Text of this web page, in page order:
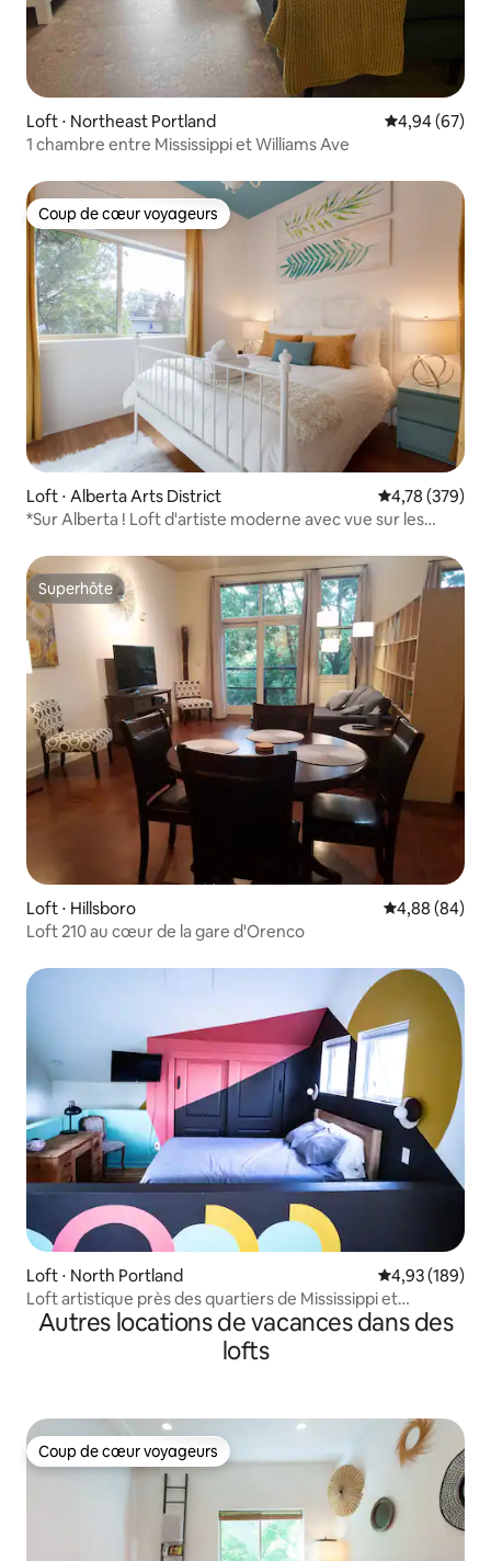
Loft ⋅ Northeast Portland Évaluation
4,94 (67)
1 chambre entre Mississippi et Williams Ave
Coup de cœur voyageurs
Coup de cœur voyageurs
Loft ⋅ Alberta Arts District Évaluation
4,78 (379)
*Sur Alberta ! Loft d'artiste moderne avec vue sur les
Superhôte
Superhôte
Loft ⋅ Hillsboro Évaluation
4,88 (84)
Loft 210 au cœur de la gare d'Orenco
Loft ⋅ North Portland Évaluation
4,93 (189)
Loft artistique près des quartiers de Mississippi et
d'Alberta
Autres locations de vacances dans des
lofts
Coup de cœur voyageurs
Coup de cœur voyageurs